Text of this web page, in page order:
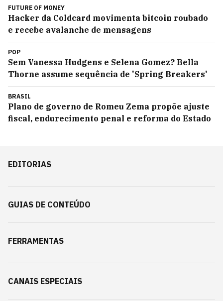
FUTURE OF MONEY
Hacker da Coldcard movimenta bitcoin roubado
e recebe avalanche de mensagens
POP
Sem Vanessa Hudgens e Selena Gomez? Bella
Thorne assume sequência de 'Spring Breakers'
BRASIL
Plano de governo de Romeu Zema propõe ajuste
fiscal, endurecimento penal e reforma do Estado
EDITORIAS
GUIAS DE CONTEÚDO
FERRAMENTAS
CANAIS ESPECIAIS